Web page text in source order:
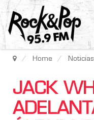
Home Noticias
JACK